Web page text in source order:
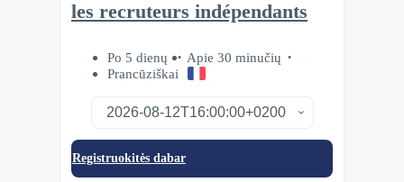
les recruteurs indépendants
Po 5 dienų
Apie 30 minučių
Prancūziškai
Registruokitės dabar